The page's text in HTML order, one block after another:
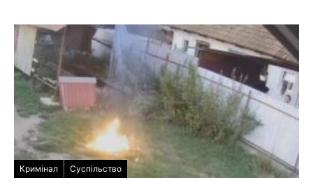
Кримінал Суспільство